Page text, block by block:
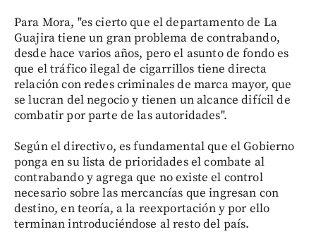
Para Mora, "es cierto que el departamento de La
Guajira tiene un gran problema de contrabando,
desde hace varios años, pero el asunto de fondo es
que el tráfico ilegal de cigarrillos tiene directa
relación con redes criminales de marca mayor, que
se lucran del negocio y tienen un alcance difícil de
combatir por parte de las autoridades".
Según el directivo, es fundamental que el Gobierno
ponga en su lista de prioridades el combate al
contrabando y agrega que no existe el control
necesario sobre las mercancías que ingresan con
destino, en teoría, a la reexportación y por ello
terminan introduciéndose al resto del país.